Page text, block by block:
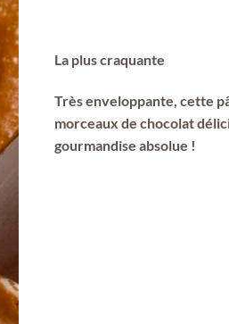
La plus craquante
Très enveloppante, cette
morceaux de chocolat
gourmandise absolue !